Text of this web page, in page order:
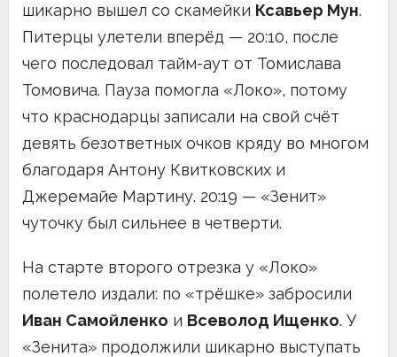
шикарно вышел со скамейки Ксавьер Мун.
Питерцы улетели вперёд — 20:10, после
чего последовал тайм-аут от Томислава
Томовича. Пауза помогла «Локо», потому
что краснодарцы записали на свой счёт
девять безответных очков кряду во многом
благодаря Антону Квитковских и
Джеремайе Мартину. 20:19 — «Зенит»
чуточку был сильнее в четверти.
На старте второго отрезка у «Локо»
полетело издали: по «трёшке» забросили
Иван Самойленко и Всеволод Ищенко. У
«Зенита» продолжили шикарно выступать